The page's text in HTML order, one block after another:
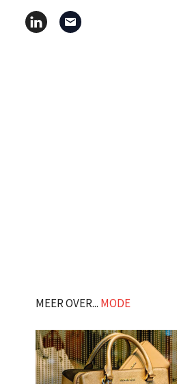
MEER OVER... MODE